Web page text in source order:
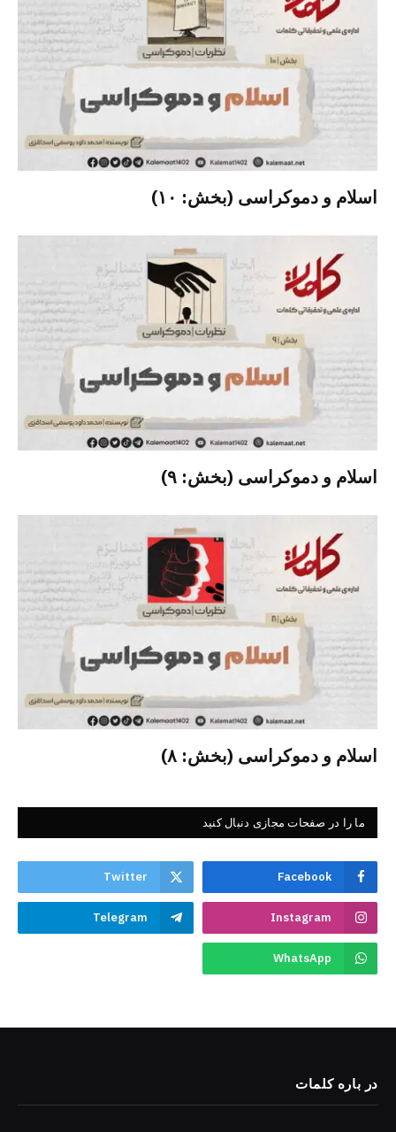
اسلام و دموکراسی (بخش: ۱۰)
اسلام و دموکراسی (بخش: ۹)
اسلام و دموکراسی (بخش: ۸)
ما را در صفحات مجازی دنبال کنید
Facebook
Twitter
Instagram
Telegram
WhatsApp
در باره کلمات